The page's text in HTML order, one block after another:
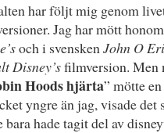
har följt mig genom
Jag har mött
och i svenskenJohn O
Disney’sfilmversion. Men
Hoods hjärta” mötte
yngre än jag, visade
hade tagit del av